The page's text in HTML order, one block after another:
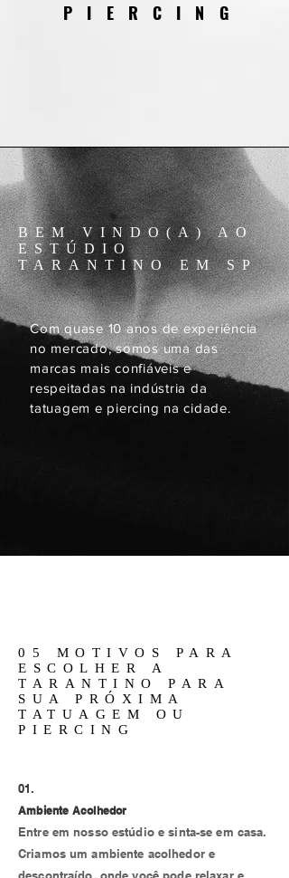
PIERCING
BEM VINDO(A) AO
ESTÚDIO
TARANTINO EM SP
Com quase 10 anos de experiência
no mercado, somos uma das
marcas mais confiáveis e
respeitadas na indústria da
tatuagem e piercing na cidade.
05 MOTIVOS PARA
ESCOLHER A
TARANTINO PARA
SUA PRÓXIMA
TATUAGEM OU
PIERCING
01.
Ambiente Acolhedor
Entre em nosso estúdio e sinta-se em casa.
Criamos um ambiente acolhedor e